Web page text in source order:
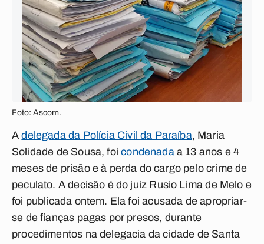
Foto: Ascom.
Adelegada da Polícia Civil da Paraíba, Maria
Solidade de Sousa, foicondenadaa 13 anos e 4
meses de prisão e à perda do cargo pelo crime de
peculato. A decisão é do juiz Rusio Lima de Melo e
foi publicada ontem. Ela foi acusada de apropriar-
se de fianças pagas por presos, durante
procedimentos na delegacia da cidade de Santa